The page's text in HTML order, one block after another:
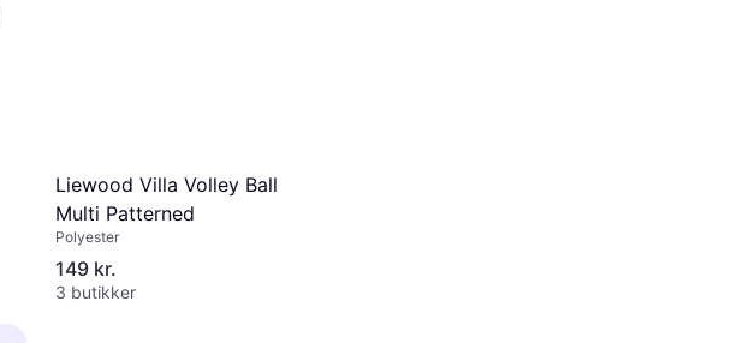
Liewood Villa Volley Ball
Multi Patterned
Polyester
149 kr.
3 butikker